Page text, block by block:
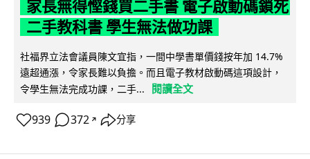
家長無得慳錢買二手書 電子啟動碼鎖死
二手教科書 學生無法做功課
社福界立法會議員陳文宜指，一間中學書單價錢按年加 14.7%
遠超通漲，令家長難以負擔。而且電子教材啟動碼這項設計，
令學生無法完成功課，二手...
閱讀全文
939 372 ↗ 分享